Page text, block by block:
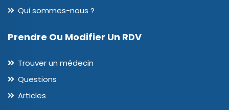
Qui sommes-nous ?
Prendre Ou Modifier Un RDV
Trouver un médecin
Questions
Articles